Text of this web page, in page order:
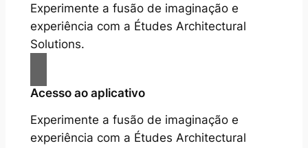
Experimente a fusão de imaginação e
experiência com a Études Architectural
Solutions.
Acesso ao aplicativo
Experimente a fusão de imaginação e
experiência com a Études Architectural